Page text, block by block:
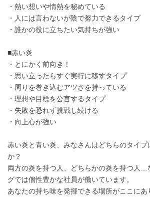
・熱い想いや情熱を秘めている
・人には言わないが陰で努力できるタイプ
・誰かの役に立ちたい気持ちが強い
■赤い炎
・とにかく前向き！
・思い立ったらすぐ実行に移すタイプ
・周りを巻き込むアツさを持っている
・理想や目標を公言するタイプ
・失敗を恐れず挑戦し続ける
・向上心が強い
赤い炎と青い炎、みなさんはどちらのタイプ
か？
両方の炎を持つ人、どちらかの炎を持つ人…
グでは個性豊かな社員が働いています。
あなたの持ち味を発揮できる場所がここにあ